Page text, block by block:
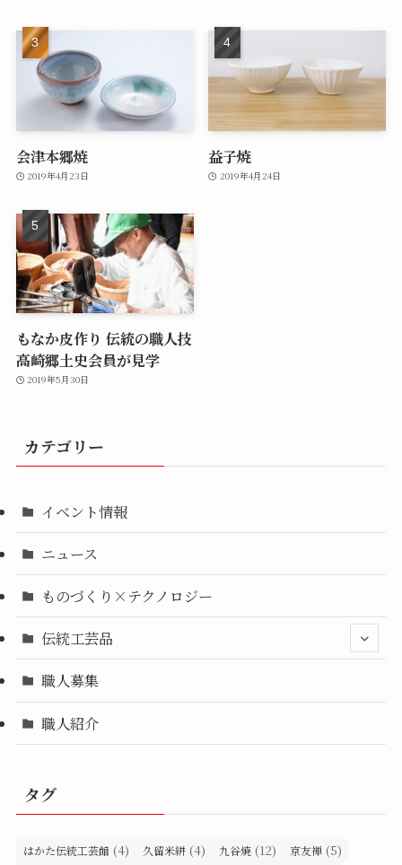
会津本郷焼
2019年4月23日
益子焼
2019年4月24日
もなか皮作り 伝統の職人技
高崎郷土史会員が見学
2019年5月30日
カテゴリー
イベント情報
ニュース
ものづくり×テクノロジー
伝統工芸品
職人募集
職人紹介
タグ
はかた伝統工芸館 (4) 久留米絣 (4) 九谷焼 (12) 京友禅 (5)